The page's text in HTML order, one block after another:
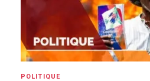
POLITIQUE